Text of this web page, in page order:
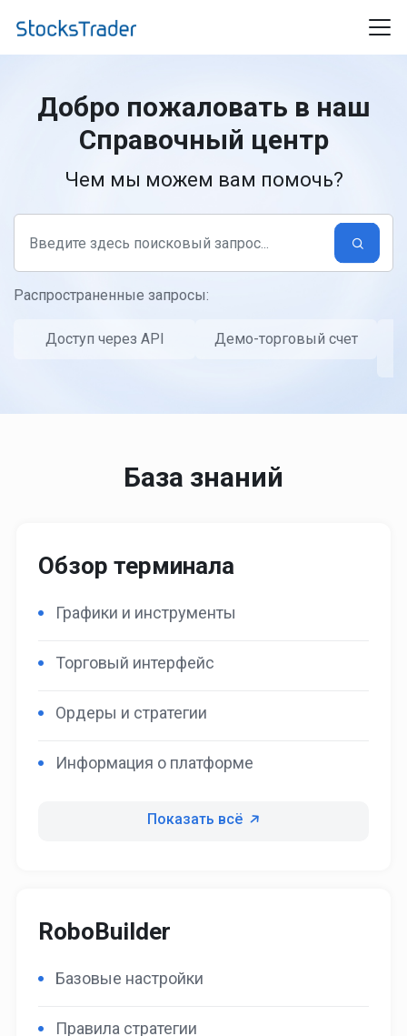
Добро пожаловать в наш
Справочный центр
Чем мы можем вам помочь?
Распространенные запросы:
Доступ через API
Демо-торговый счет
База знаний
Обзор терминала
Графики и инструменты
Торговый интерфейс
Ордеры и стратегии
Информация о платформе
Показать всё
RoboBuilder
Базовые настройки
Правила стратегии